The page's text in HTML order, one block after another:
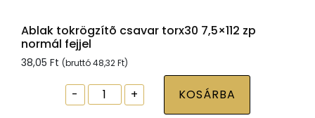
Ablak tokrögzítõ csavar torx30 7,5×112 zp
normál fejjel
38,05 Ft (bruttó48,32Ft)
-
Ablak
tokrögzítõ
+ KOSÁRBA